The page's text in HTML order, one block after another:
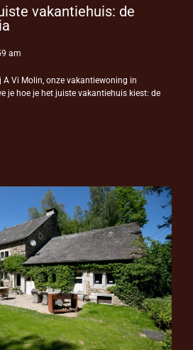
vakantiehuis: de
am
Vi Molin, onze vakantiewoning in
je hoe je het juiste vakantiehuis kiest: de